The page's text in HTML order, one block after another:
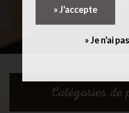
» J'accepte
» Je n'ai
Catégories